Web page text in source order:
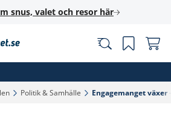
snus, valet och resor här
Politik & Samhälle‎ Engagemanget